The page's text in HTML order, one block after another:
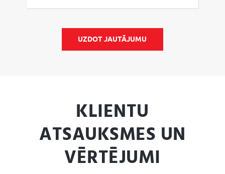
UZDOT JAUTĀJUMU
KLIENTU
ATSAUKSMES UN
VĒRTĒJUMI